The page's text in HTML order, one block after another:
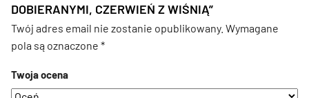
DOBIERANYMI, CZERWIEŃ Z WIŚNIĄ”
Twój adres email nie zostanie opublikowany. Wymagane
pola są oznaczone *
Twoja ocena